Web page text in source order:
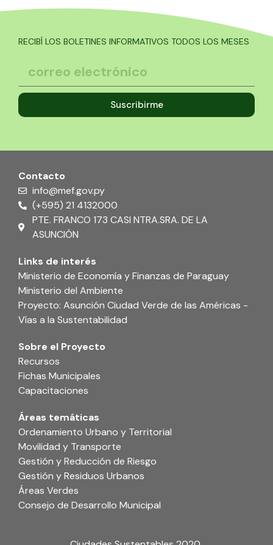
RECIBÍ LOS BOLETINES INFORMATIVOS TODOS LOS MESES
Suscribirme
Contacto
info@mef.gov.py
(+595) 21 4132000
PTE. FRANCO 173 CASI NTRA.SRA. DE LA
ASUNCIÓN
Links de interés
Ministerio de Economía y Finanzas de Paraguay
Ministerio del Ambiente
Proyecto: Asunción Ciudad Verde de las Américas -
Vías a la Sustentabilidad
Sobre el Proyecto
Recursos
Fichas Municipales
Capacitaciones
Áreas temáticas
Ordenamiento Urbano y Territorial
Movilidad y Transporte
Gestión y Reducción de Riesgo
Gestión y Residuos Urbanos
Áreas Verdes
Consejo de Desarrollo Municipal